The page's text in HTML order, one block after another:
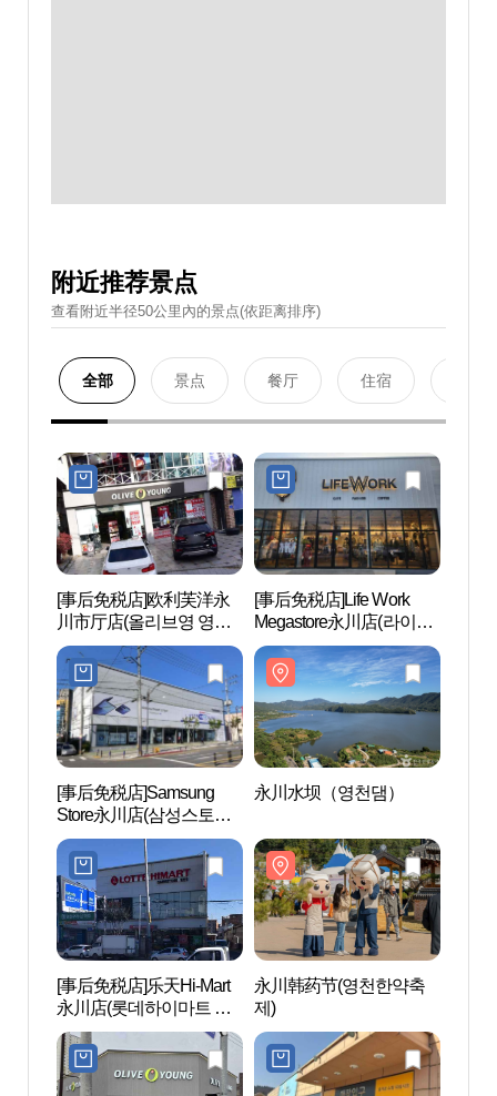
附近推荐景点
查看附近半径50公里內的景点(依距离排序)
全部 景点 餐厅 住宿
[事后免税店]欧利芙洋永
川市厅店(올리브영 영천
시청점)
[事后免税店]Life Work
Megastore永川店(라이프
워크 메가스토어 영천점)
[事后免税店]Samsung
Store永川店(삼성스토어
영천)
永川水坝（영천댐）
[事后免税店]乐天Hi-Mart
永川店(롯데하이마트 영
천점)
永川韩药节(영천한약축
제)